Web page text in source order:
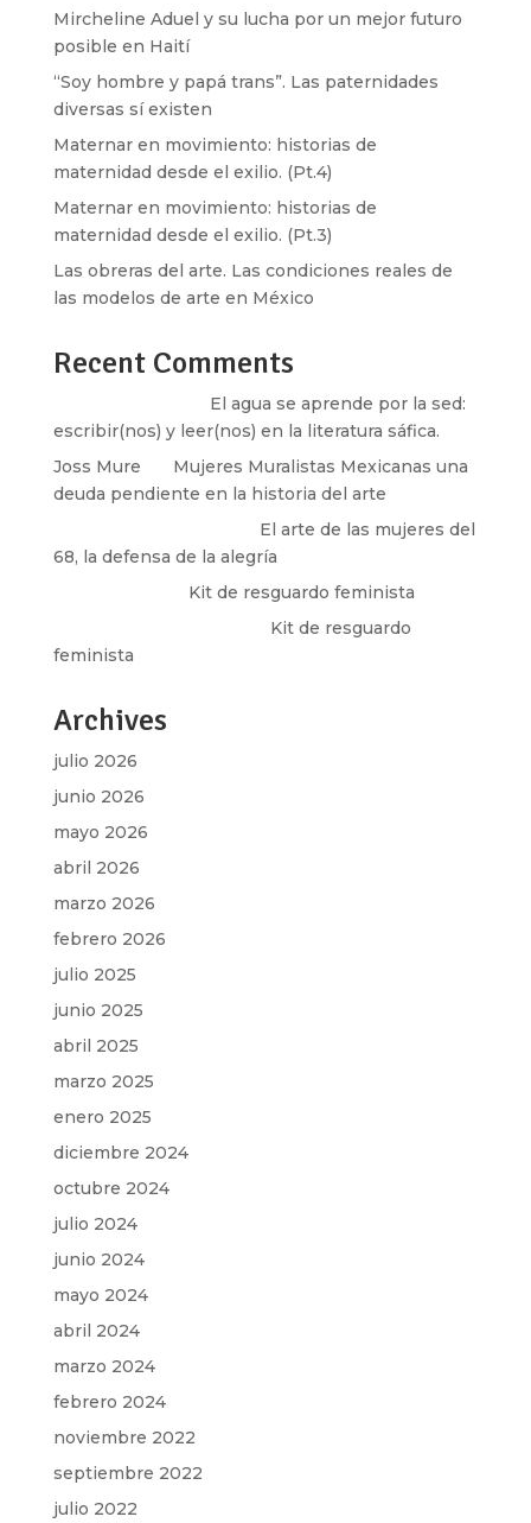
Mircheline Aduel y su lucha por un mejor futuro
posible en Haití
“Soy hombre y papá trans”. Las paternidades
diversas sí existen
Maternar en movimiento: historias de
maternidad desde el exilio. (Pt.4)
Maternar en movimiento: historias de
maternidad desde el exilio. (Pt.3)
Las obreras del arte. Las condiciones reales de
las modelos de arte en México
Recent Comments
El agua se aprende por la sed:
escribir(nos) y leer(nos) en la literatura sáfica.
Joss Mure
Mujeres Muralistas Mexicanas una
deuda pendiente en la historia del arte
El arte de las mujeres del
68, la defensa de la alegría
Kit de resguardo feminista
Kit de resguardo
feminista
Archives
julio 2026
junio 2026
mayo 2026
abril 2026
marzo 2026
febrero 2026
julio 2025
junio 2025
abril 2025
marzo 2025
enero 2025
diciembre 2024
octubre 2024
julio 2024
junio 2024
mayo 2024
abril 2024
marzo 2024
febrero 2024
noviembre 2022
septiembre 2022
julio 2022